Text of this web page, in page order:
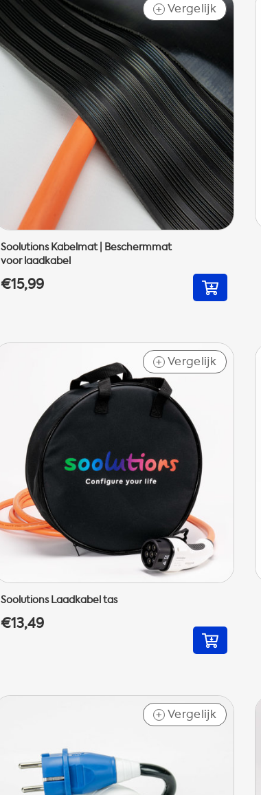
+ Vergelijk
Soolutions Kabelmat | Beschermmat
voor laadkabel
€15,99
+ Vergelijk
Soolutions Laadkabel tas
€13,49
+ Vergelijk